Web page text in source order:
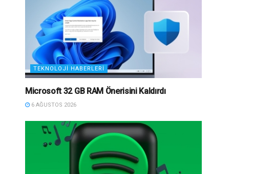
TEKNOLOJI HABERLERI
Microsoft 32 GB RAM Önerisini Kaldırdı
6 AĞUSTOS 2026